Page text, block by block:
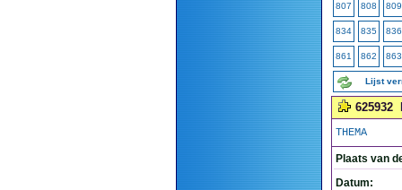
807 808 809
834 835 836
861 862 863
Lijst
625932
THEMA
Plaats van
Datum: